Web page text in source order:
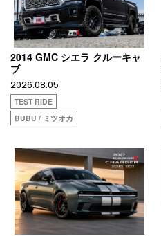
2014 GMC シエラ クルーキャ
ブ
2026.08.05
TEST RIDE
BUBU / ミツオカ